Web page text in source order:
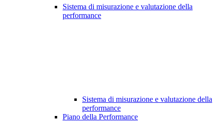
Sistema di misurazione e valutazione della
performance
Sistema di misurazione e valutazione della
performance
Piano della Performance